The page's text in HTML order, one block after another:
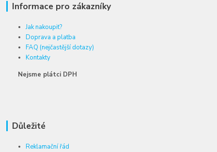
Informace pro zákazníky
Jak nakoupit?
Doprava a platba
FAQ (nejčastější dotazy)
Kontakty
Nejsme plátci DPH
Důležité
Reklamační řád